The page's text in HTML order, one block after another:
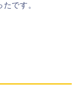
です。